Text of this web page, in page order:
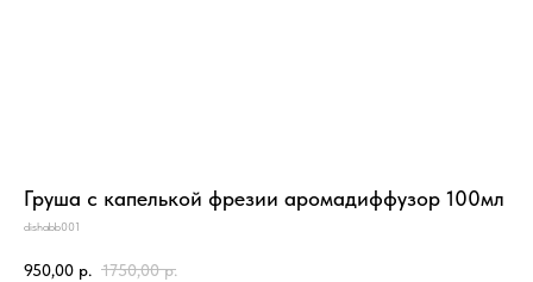
Груша с капелькой фрезии аромадиффузор 100мл
dishabb001
950,00 р. 1750,00 р.